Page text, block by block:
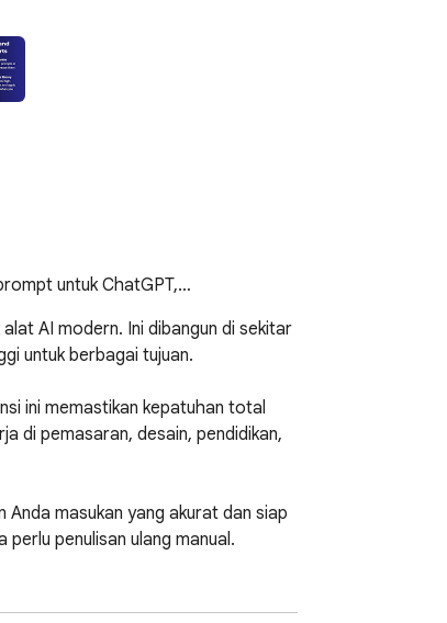
untuk ChatGPT,…
AI modern. Ini dibangun di sekitar
untuk berbagai tujuan.
ini memastikan kepatuhan total
di pemasaran, desain, pendidikan,
masukan yang akurat dan siap
penulisan ulang manual.
yang menarik untuk penggunaan